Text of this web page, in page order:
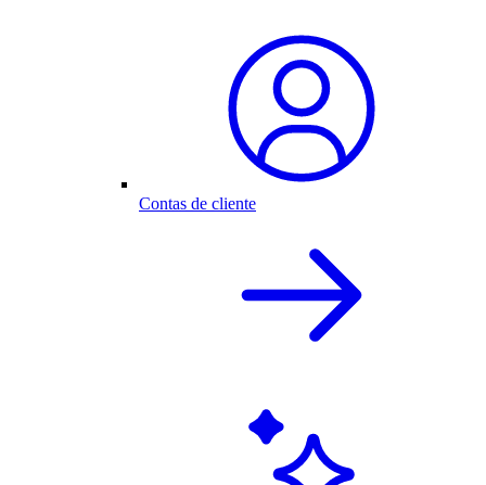
Contas de cliente